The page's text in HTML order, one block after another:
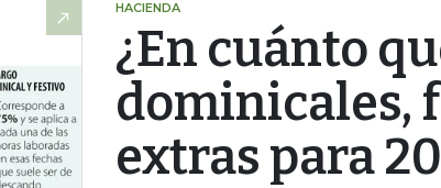
HACIENDA
¿En cuánto
dominicales,
extras para